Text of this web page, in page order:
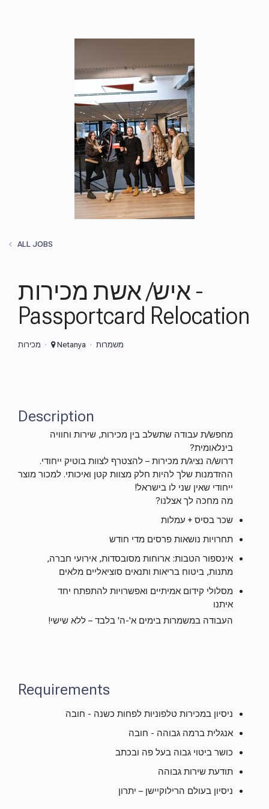
ALL JOBS
איש/ אשת מכירות -
Passportcard Relocation
מכירות Netanya משמרות
Description
מחפש/ת עבודה שתשלב בין מכירות, שירות וחוויה
בינלאומית?
דרוש/ה נציג/ת מכירות – להצטרף לצוות בוטיק ייחודי.
ההזדמנות שלך להיות חלק מצוות קטן ואיכותי. למכור מוצר
ייחודי שאין שני לו בישראל!
מה מחכה לך אצלנו?
שכר בסיס + עמלות
תחרויות נושאות פרסים מדי חודש
אינספור הטבות: ארוחות מסובסדות, אירועי חברה,
מתנות, ביטוח בריאות ותנאים סוציאליים מלאים
מסלולי קידום אמיתיים ואפשרויות להתפתח יחד
איתנו
העבודה במשמרות בימים א'-ה' בלבד – ללא שישי!
Requirements
ניסיון במכירות טלפוניות לפחות כשנה - חובה
אנגלית ברמה גבוהה - חובה
כושר ביטוי גבוה בעל פה ובכתב
תודעת שירות גבוהה
ניסיון בעולם הרילוקיישן – יתרון